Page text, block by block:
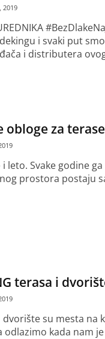
2019
i svaki put
i distributera
obloge za terase
i leto. Svake godine
prostora postaju
terasa i
dvorište su mesta na
odlazimo kada nam